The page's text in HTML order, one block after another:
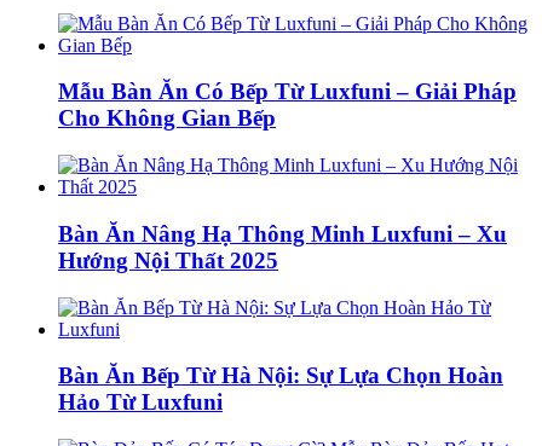
Mẫu Bàn Ăn Có Bếp Từ Luxfuni – Giải Pháp
Cho Không Gian Bếp
Bàn Ăn Nâng Hạ Thông Minh Luxfuni – Xu
Hướng Nội Thất 2025
Bàn Ăn Bếp Từ Hà Nội: Sự Lựa Chọn Hoàn
Hảo Từ Luxfuni